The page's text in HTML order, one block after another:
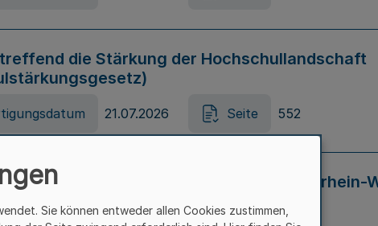
die Stärkung der Hochschullandschaft
21.07.2026 Seite 552
Vermeidung von Diskriminierung in Nordrhein-
– LADG NRW)
Sie können entweder allen Cookies zustimmen,